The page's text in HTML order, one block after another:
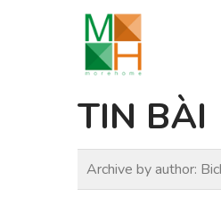
TIN BÀI
Archive by author: